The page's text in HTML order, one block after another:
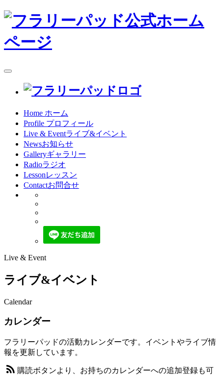
toggle
navigation
Home ホーム
Profile プロフィール
Live & Eventライブ&イベント
Newsお知らせ
Galleryギャラリー
Radioラジオ
Lessonレッスン
Contactお問合せ
Live & Event
ライブ&イベント
Calendar
カレンダー
フラリーパッドの活動カレンダーです。イベントやライブ情
報を更新しています。
購読ボタンより、お持ちのカレンダーへの追加登録も可